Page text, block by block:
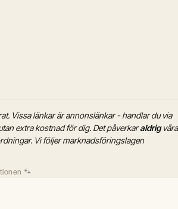
Vissa länkar är annonslänkar - handlar du via
extra kostnad för dig. Det påverkaraldrigvåra
Vi följer marknadsföringslagen
🐾